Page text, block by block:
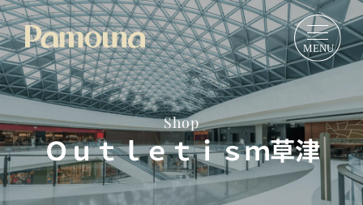
Shop
Ｏｕｔｌｅｔｉｓｍ草津